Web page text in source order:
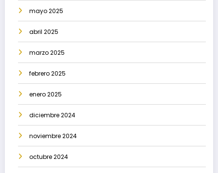
mayo 2025
abril 2025
marzo 2025
febrero 2025
enero 2025
diciembre 2024
noviembre 2024
octubre 2024